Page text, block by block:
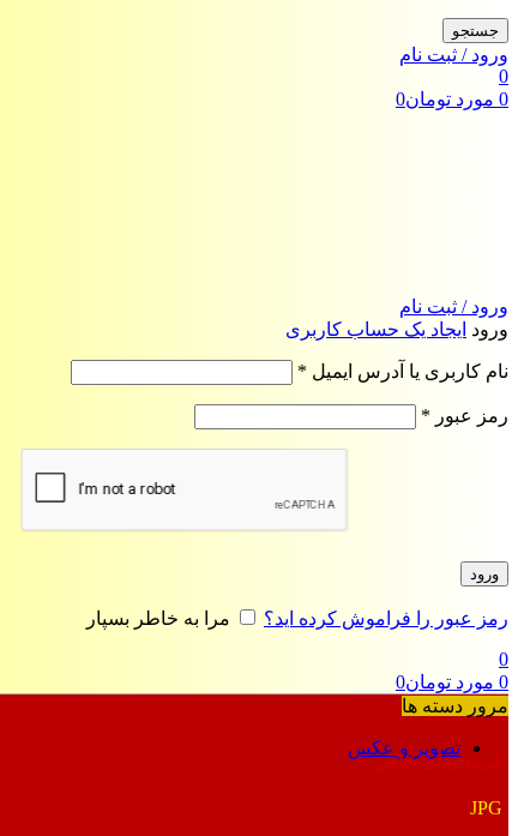
جستجو
ورود / ثبت نام
0
0 مورد تومان0
ورود / ثبت نام
ورود ایجاد یک حساب کاربری
نام کاربری یا آدرس ایمیل *
رمز عبور *
ورود
رمز عبور را فراموش کرده اید؟
مرا به خاطر بسپار
0
0 مورد تومان0
مرور دسته ها
تصویر و عکس
فرمت‌های خاص
JPG